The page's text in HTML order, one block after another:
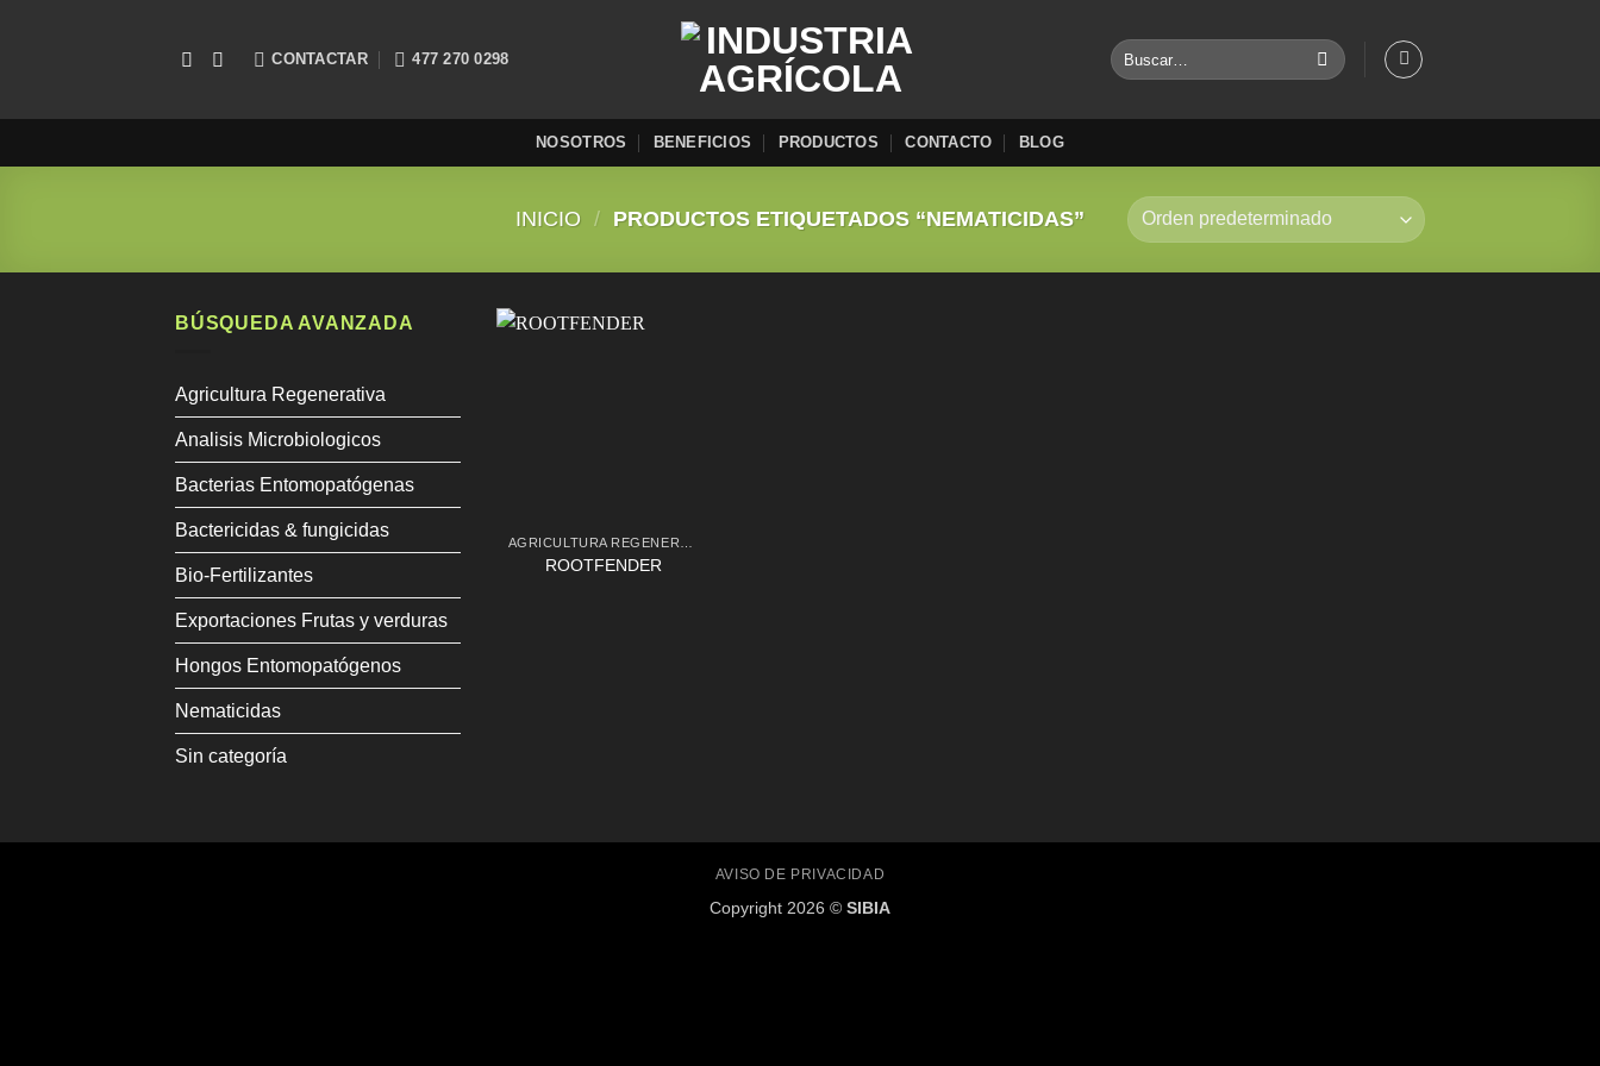
CONTACTAR 477 270 0298
Buscar
por:
NOSOTROS BENEFICIOS PRODUCTOS CONTACTO BLOG
INICIO / PRODUCTOS ETIQUETADOS “NEMATICIDAS”
BÚSQUEDA AVANZADA
Agricultura Regenerativa
Analisis Microbiologicos
Bacterias Entomopatógenas
Bactericidas & fungicidas
Bio-Fertilizantes
Exportaciones Frutas y verduras
Hongos Entomopatógenos
Nematicidas
Sin categoría
AGRICULTURA REGENERATIVA
ROOTFENDER
AVISO DE PRIVACIDAD
Copyright 2026 © SIBIA